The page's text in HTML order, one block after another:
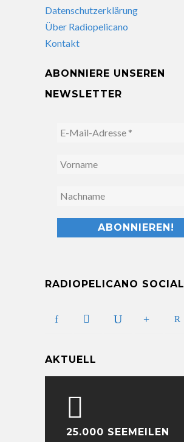
Datenschutzerklärung
Über Radiopelicano
Kontakt
ABONNIERE UNSEREN
NEWSLETTER
RADIOPELICANO SOCIAL
AKTUELL
25.000 SEEMEILEN